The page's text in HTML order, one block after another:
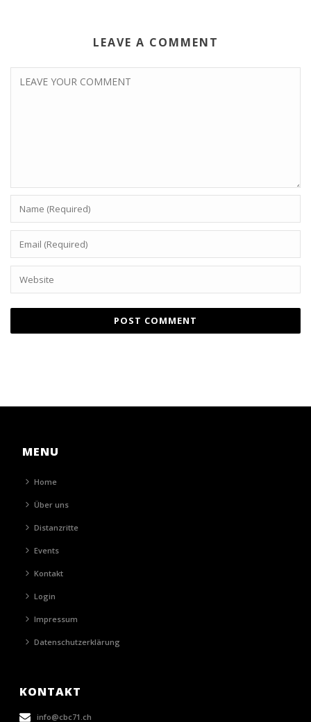
LEAVE A COMMENT
MENU
Home
Über uns
Distanzritte
Events
Kontakt
Login
Impressum
Datenschutzerklärung
KONTAKT
info@cbc71.ch